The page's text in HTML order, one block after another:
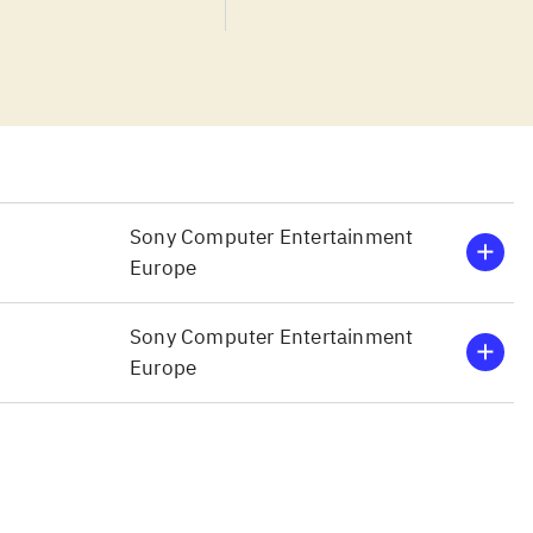
værktøjer.
versioner,
kommer
man
med andre
Sony Computer Entertainment
Europe
Sony Computer Entertainment
Europe